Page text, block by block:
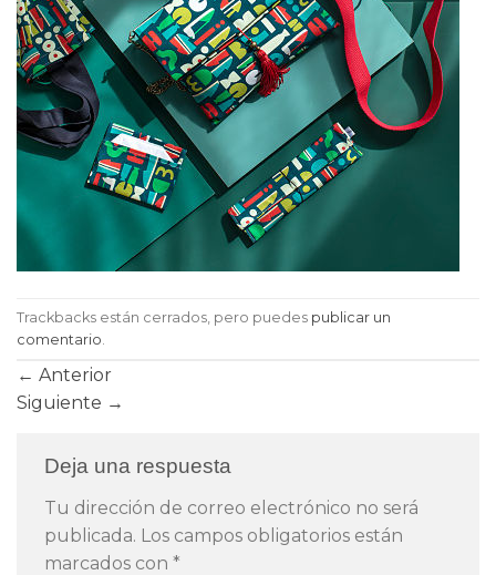
Trackbacks están cerrados, pero puedes publicar un
comentario
← Anterior
Siguiente →
Deja una respuesta
Tu dirección de correo electrónico no será
publicada. Los campos obligatorios están
marcados con *